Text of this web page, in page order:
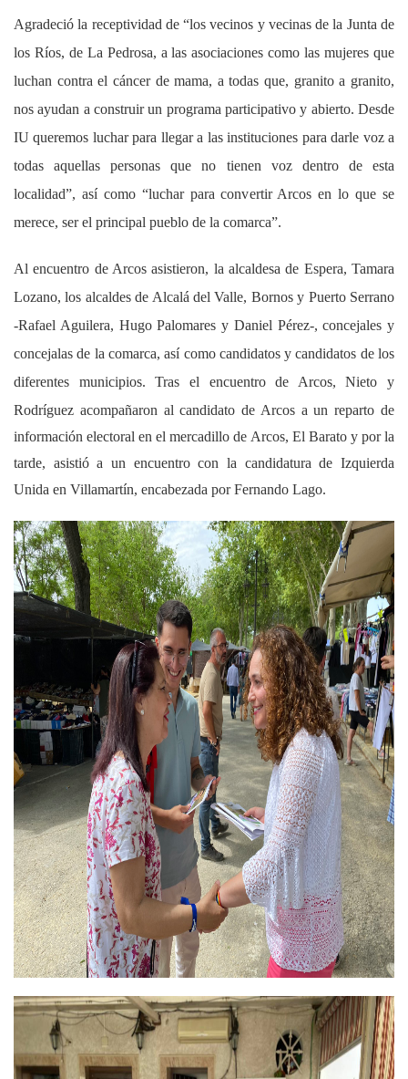
Agradeció la receptividad de “los vecinos y vecinas de la Junta de
los Ríos, de La Pedrosa, a las asociaciones como las mujeres que
luchan contra el cáncer de mama, a todas que, granito a granito,
nos ayudan a construir un programa participativo y abierto. Desde
IU queremos luchar para llegar a las instituciones para darle voz a
todas aquellas personas que no tienen voz dentro de esta
localidad”, así como “luchar para convertir Arcos en lo que se
merece, ser el principal pueblo de la comarca”.
Al encuentro de Arcos asistieron, la alcaldesa de Espera, Tamara
Lozano, los alcaldes de Alcalá del Valle, Bornos y Puerto Serrano
-Rafael Aguilera, Hugo Palomares y Daniel Pérez-, concejales y
concejalas de la comarca, así como candidatos y candidatos de los
diferentes municipios.Tras el encuentro de Arcos, Nieto y
Rodríguez acompañaron al candidato de Arcos a un reparto de
información electoral en el mercadillo de Arcos, El Barato y por la
tarde, asistió a un encuentro con la candidatura de Izquierda
Unida en Villamartín, encabezada por Fernando Lago.